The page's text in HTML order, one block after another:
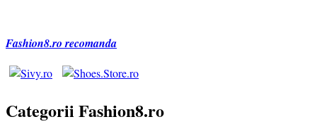
Fashion8.ro recomanda
Categorii Fashion8.ro